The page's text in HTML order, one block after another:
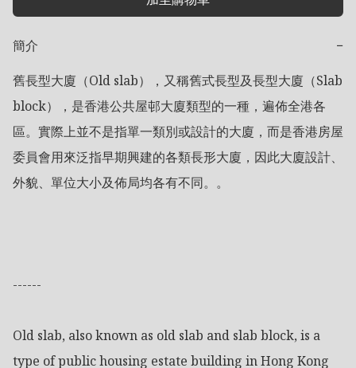
簡介
−
舊長型大廈（Old slab），又稱舊式長型及長型大廈（Slab
block），是香港公共屋邨大廈類型的一種，遍佈全港各
區。實際上並不是指單一類別或設計的大廈，而是香港房屋
委員會用來泛指早期興建的各類長形大廈，因此大廈設計、
外貌、單位大小及佈局均各有不同。。
------
Old slab, also known as old slab and slab block, is a
type of public housing estate building in Hong Kong